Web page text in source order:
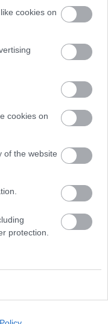
cookies on
cookies on
of the website
protection.